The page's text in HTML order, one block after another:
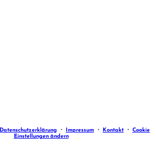
Datenschutzerklärung ・ Impressum ・ Kontakt ・ Cookie
Einstellungen ändern